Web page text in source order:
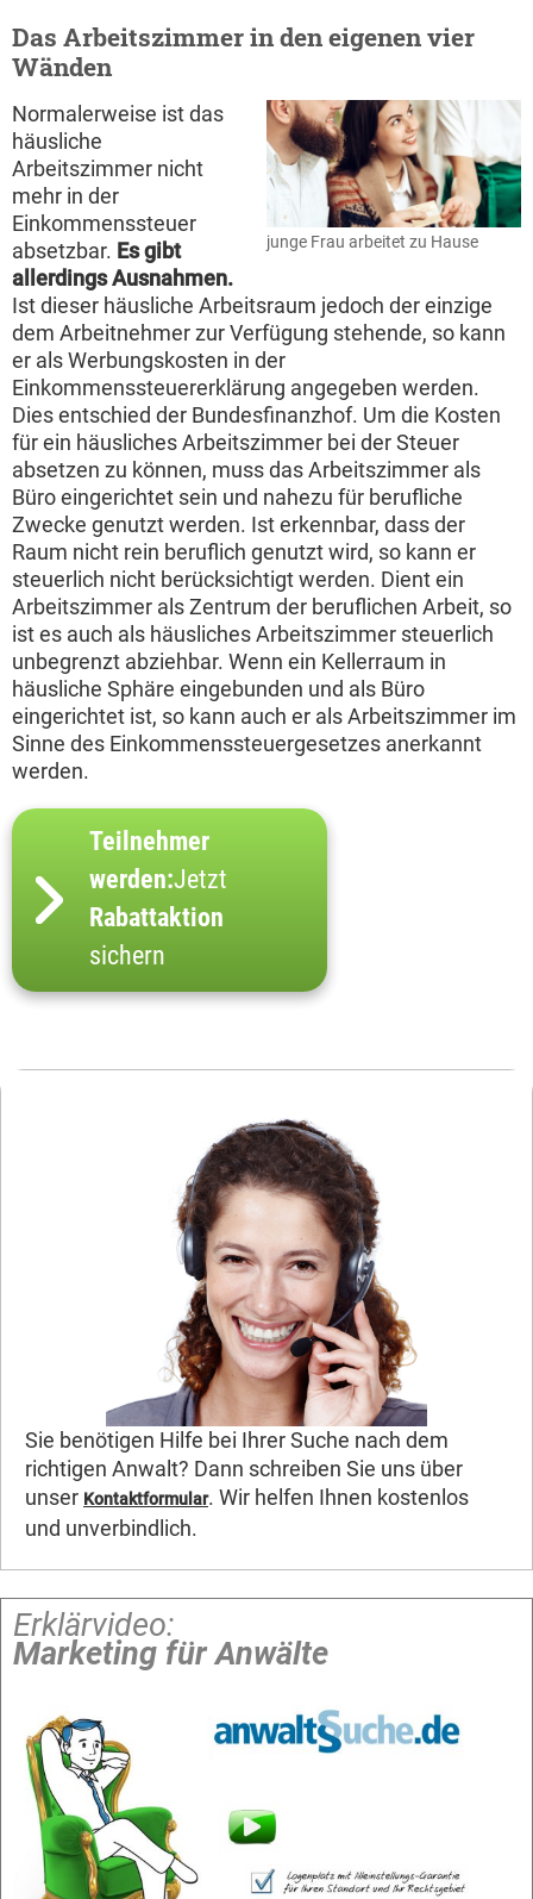
Das Arbeitszimmer in den eigenen vier
Wänden
junge Frau arbeitet zu Hause
Normalerweise ist das
häusliche
Arbeitszimmer nicht
mehr in der
Einkommenssteuer
absetzbar. Es gibt
allerdings Ausnahmen.
Ist dieser häusliche Arbeitsraum jedoch der einzige
dem Arbeitnehmer zur Verfügung stehende, so kann
er als Werbungskosten in der
Einkommenssteuererklärung angegeben werden.
Dies entschied der Bundesfinanzhof. Um die Kosten
für ein häusliches Arbeitszimmer bei der Steuer
absetzen zu können, muss das Arbeitszimmer als
Büro eingerichtet sein und nahezu für berufliche
Zwecke genutzt werden. Ist erkennbar, dass der
Raum nicht rein beruflich genutzt wird, so kann er
steuerlich nicht berücksichtigt werden. Dient ein
Arbeitszimmer als Zentrum der beruflichen Arbeit, so
ist es auch als häusliches Arbeitszimmer steuerlich
unbegrenzt abziehbar. Wenn ein Kellerraum in
häusliche Sphäre eingebunden und als Büro
eingerichtet ist, so kann auch er als Arbeitszimmer im
Sinne des Einkommenssteuergesetzes anerkannt
werden.
Teilnehmer
werden:Jetzt
Rabattaktion
sichern
Sie benötigen Hilfe bei Ihrer Suche nach dem
richtigen Anwalt? Dann schreiben Sie uns über
unser Kontaktformular. Wir helfen Ihnen kostenlos
und unverbindlich.
Erklärvideo:
Marketing für Anwälte